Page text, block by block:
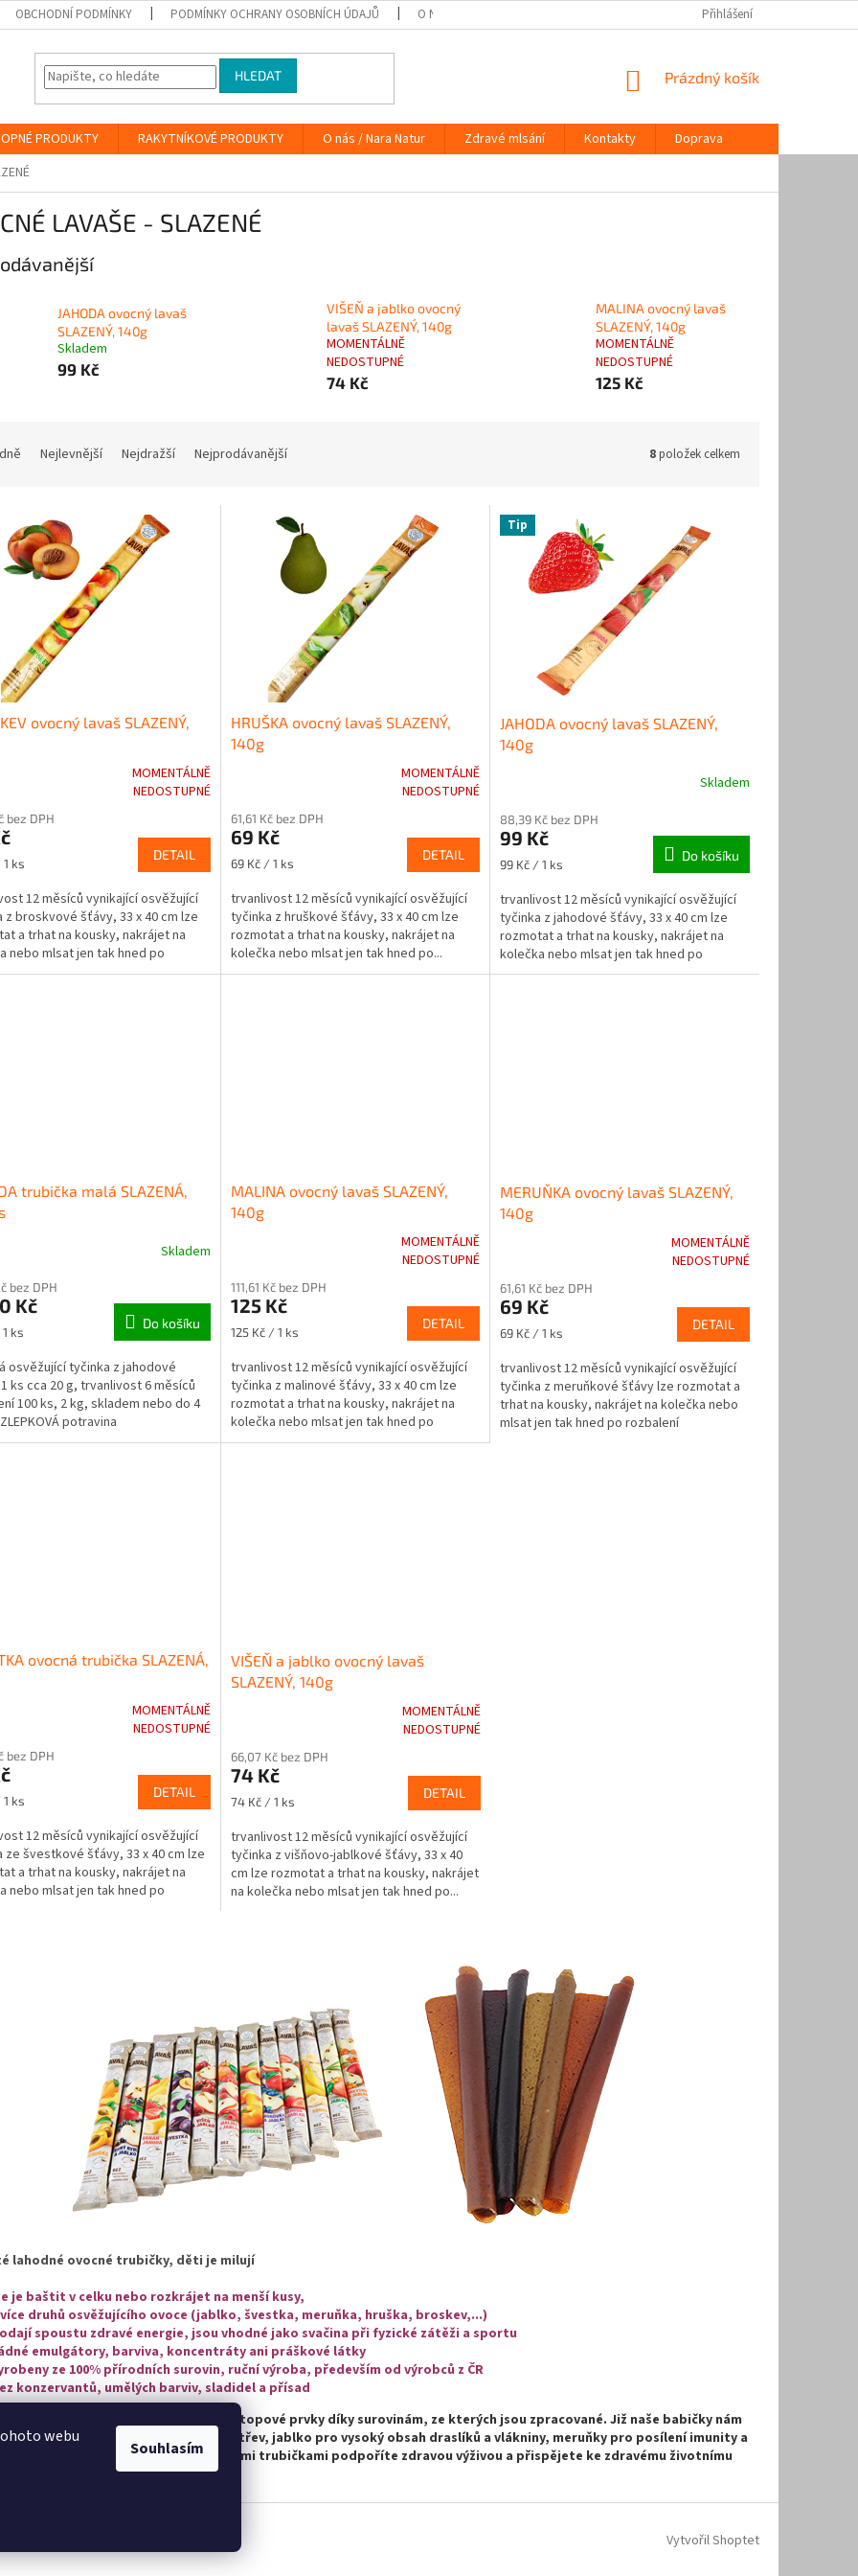
webu
Souhlasím
OBCHODNÍ PODMÍNKY PODMÍNKY OCHRANY OSOBNÍCH ÚDAJŮ O NÁS / NARA NATUR KONTAKTY
Přihlášení
HLEDAT
NÁKUPNÍ
Prázdný košík
PRODUKTY RAKYTNÍKOVÉ PRODUKTY O nás / Nara Natur Zdravé mlsání Kontakty
Doprava
LAVAŠE - SLAZENÉ
JAHODA ovocný lavaš
SLAZENÝ, 140g
Skladem
99 Kč
VIŠEŇ a jablko ovocný
lavaš SLAZENÝ, 140g
MOMENTÁLNĚ
NEDOSTUPNÉ
74 Kč
MALINA ovocný lavaš
SLAZENÝ, 140g
MOMENTÁLNĚ
NEDOSTUPNÉ
125 Kč
Nejlevnější Nejdražší Nejprodávanější 8položek celkem
ovocný lavaš SLAZENÝ,
MOMENTÁLNĚ
NEDOSTUPNÉ
bez DPH
ks
DETAIL
12 měsíců vynikající osvěžující
z broskvové šťávy, 33 x 40 cm lze
a trhat na kousky, nakrájet na
nebo mlsat jen tak hned po
HRUŠKA ovocný lavaš SLAZENÝ,
140g
produktu
je
3,6
5
hvězdiček.
MOMENTÁLNĚ
NEDOSTUPNÉ
61,61 Kč bez DPH
69 Kč
Měrná
69 Kč / 1 ks
DETAIL
trvanlivost 12 měsíců vynikající osvěžující
tyčinka z hruškové šťávy, 33 x 40 cm lze
rozmotat a trhat na kousky, nakrájet na
kolečka nebo mlsat jen tak hned po...
Tip
JAHODA ovocný lavaš SLAZENÝ,
140g
produktu
je
3,5
z
5
hvězdiček.
Skladem
88,39 Kč bez DPH
99 Kč
Měrná
99 Kč / 1 ks
Do košíku
trvanlivost 12 měsíců vynikající osvěžující
tyčinka z jahodové šťávy, 33 x 40 cm lze
rozmotat a trhat na kousky, nakrájet na
kolečka nebo mlsat jen tak hned po
rozbalení...
trubička malá SLAZENÁ,
Skladem
bez DPH
Kč
ks
Do košíku
osvěžující tyčinka z jahodové
ks cca 20 g, trvanlivost 6 měsíců
100 ks, 2 kg, skladem nebo do 4
potravina
MALINA ovocný lavaš SLAZENÝ,
140g
produktu
je
3,5
5
hvězdiček.
MOMENTÁLNĚ
NEDOSTUPNÉ
111,61 Kč bez DPH
125 Kč
Měrná
125 Kč / 1 ks
DETAIL
trvanlivost 12 měsíců vynikající osvěžující
tyčinka z malinové šťávy, 33 x 40 cm lze
rozmotat a trhat na kousky, nakrájet na
kolečka nebo mlsat jen tak hned po
rozbalení...
MERUŇKA ovocný lavaš SLAZENÝ,
140g
produktu
je
3,2
5
hvězdiček.
MOMENTÁLNĚ
NEDOSTUPNÉ
61,61 Kč bez DPH
69 Kč
Měrná
69 Kč / 1 ks
DETAIL
trvanlivost 12 měsíců vynikající osvěžující
tyčinka z meruňkové šťávy lze rozmotat a
trhat na kousky, nakrájet na kolečka nebo
mlsat jen tak hned po rozbalení
ovocná trubička SLAZENÁ,
MOMENTÁLNĚ
NEDOSTUPNÉ
bez DPH
ks
DETAIL
12 měsíců vynikající osvěžující
ze švestkové šťávy, 33 x 40 cm lze
a trhat na kousky, nakrájet na
nebo mlsat jen tak hned po
VIŠEŇ a jablko ovocný lavaš
SLAZENÝ, 140g
produktu
je
3,7
5
hvězdiček.
MOMENTÁLNĚ
NEDOSTUPNÉ
66,07 Kč bez DPH
74 Kč
Měrná
74 Kč / 1 ks
DETAIL
trvanlivost 12 měsíců vynikající osvěžující
tyčinka z višňovo-jablkové šťávy, 33 x 40
cm lze rozmotat a trhat na kousky, nakrájet
na kolečka nebo mlsat jen tak hned po...
c
í
p
r
v
k
lahodné ovocné trubičky, děti je milují
je baštit v celku nebo rozkrájet na menší kusy,
druhů osvěžujícího ovoce (jablko, švestka, meruňka, hruška, broskev,...)
spoustu zdravé energie, jsou vhodné jako svačina při fyzické zátěži a sportu
emulgátory, barviva, koncentráty ani práškové látky
ze 100% přírodních surovin, ruční výroba, především od výrobců z ČR
konzervantů, umělých barviv, sladidel a přísad
tyčinky jsou bohaté na vitamíny a stopové prvky díky surovinám, ze kterých jsou zpracované. Již naše babičky nám
pro lepší fungování a činnost střev, jablko pro vysoký obsah draslíků a vlákniny, meruňky pro posílení imunity a
pro správné fungování srdce. Ovocnými trubičkami podpoříte zdravou výživou a přispějete ke zdravému životnímu
Vytvořil Shoptet